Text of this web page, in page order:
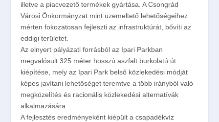
illetve a piacvezető termékek gyártása. A Csongrád
Városi Önkormányzat mint üzemeltető lehetőségeihez
mérten fokozatosan fejleszti az infrastruktúrát, bővíti az
eddigi területet.
Az elnyert pályázati forrásból az Ipari Parkban
megvalósult 325 méter hosszú aszfalt burkolatú út
kiépítése, mely az Ipari Park belső közlekedési módját
képes javítani lehetőséget teremtve a több irányból való
megközelítés és racionális közlekedési alternatívák
alkalmazására.
A fejlesztés eredményeként kiépült a csapadékvíz